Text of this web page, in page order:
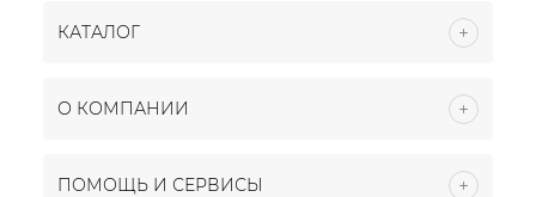
КАТАЛОГ
О КОМПАНИИ
ПОМОЩЬ И СЕРВИСЫ